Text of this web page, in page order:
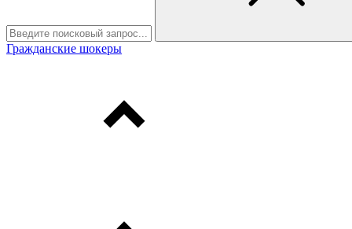
Гражданские шокеры